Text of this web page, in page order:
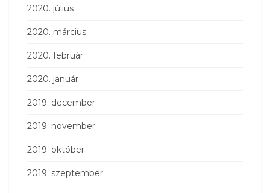
2020. július
2020. március
2020. február
2020. január
2019. december
2019. november
2019. október
2019. szeptember